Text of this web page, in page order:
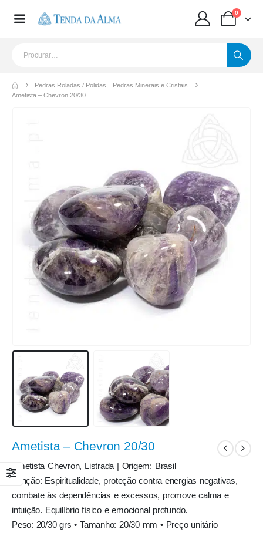
0
Pedras Roladas / Polidas
Pedras Minerais e Cristais
Ametista – Chevron 20/30
Ametista – Chevron 20/30
Ametista Chevron, Listrada | Origem: Brasil
Função: Espiritualidade, proteção contra energias negativas,
combate às dependências e excessos, promove calma e
intuição. Equilíbrio físico e emocional profundo.
Peso: 20/30 grs • Tamanho: 20/30 mm • Preço unitário